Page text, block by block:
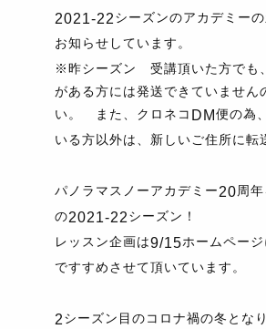
2021-22シーズンのアカデミー
お知らせしています。
※昨シーズン 受講頂いた方でも
がある方には発送できていません
い。 また、クロネコ DM便の為
いる方以外は、新しいご住所に転
パノラマスノーアカデミー20周
の2021-22シーズン！
レッスン企画は9/15ホームペー
ですすめさせて頂いています。
2シーズン目のコロナ禍の冬となり